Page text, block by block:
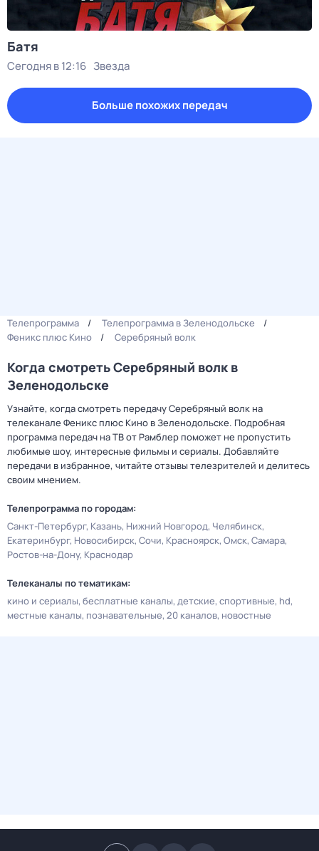
Батя
Сегодня в 12:16 Звезда
Больше похожих передач
Телепрограмма
Телепрограмма в Зеленодольске
Феникс плюс Кино
Серебряный волк
Когда смотреть Серебряный волк в
Зеленодольске
Узнайте, когда смотреть передачу Серебряный волк на
телеканале Феникс плюс Кино в Зеленодольске. Подробная
программа передач на ТВ от Рамблер поможет не пропустить
любимые шоу, интересные фильмы и сериалы. Добавляйте
передачи в избранное, читайте отзывы телезрителей и делитесь
своим мнением.
Телепрограмма по городам:
Санкт-Петербург Казань Нижний Новгород Челябинск
Екатеринбург Новосибирск Сочи Красноярск Омск Самара
Ростов-на-Дону Краснодар
Телеканалы по тематикам:
кино и сериалы бесплатные каналы детские спортивные hd
местные каналы познавательные 20 каналов новостные